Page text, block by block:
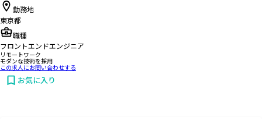
勤務地
東京都
職種
フロントエンドエンジニア
リモートワーク
モダンな技術を採用
この求人にお問い合わせする
お気に入り